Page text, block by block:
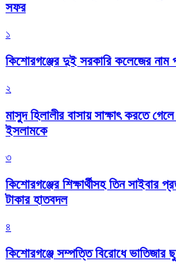
সফর
১
কিশোরগঞ্জের দুই সরকারি কলেজের নাম
২
মাসুদ হিলালীর বাসায় সাক্ষাৎ করতে
ইসলামকে
৩
কিশোরগঞ্জের শিক্ষার্থীসহ তিন সাইবার
টাকার হাতবদল
৪
কিশোরগঞ্জে সম্পত্তি বিরোধে ভাতিজার